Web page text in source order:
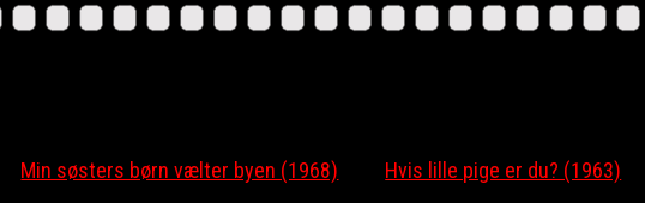
Min søsters børn vælter byen (1968) Hvis lille pige er du? (1963)